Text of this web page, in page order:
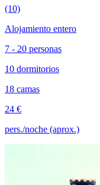
(10)
Alojamiento entero
7 - 20 personas
10 dormitorios
18 camas
24 €
pers./noche (aprox.)